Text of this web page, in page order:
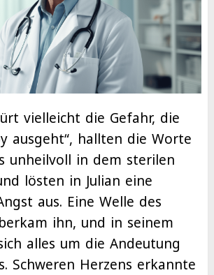
vielleicht die Gefahr, die
ausgeht“, hallten die Worte
unheilvoll in dem sterilen
lösten in Julian eine
aus. Eine Welle des
ihn, und in seinem
alles um die Andeutung
Schweren Herzens erkannte